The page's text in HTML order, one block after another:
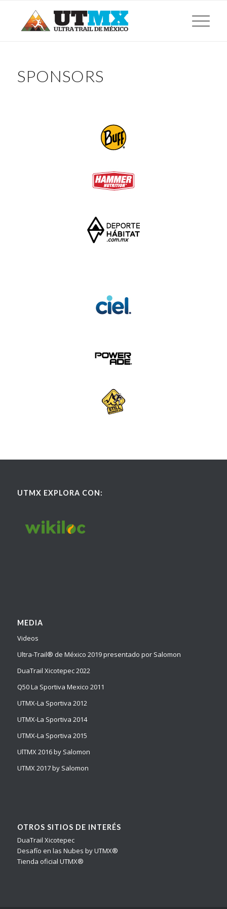
SPONSORS
UTMX EXPLORA CON:
MEDIA
Videos
Ultra-Trail® de México 2019 presentado por Salomon
DuaTrail Xicotepec 2022
Q50 La Sportiva Mexico 2011
UTMX-La Sportiva 2012
UTMX-La Sportiva 2014
UTMX-La Sportiva 2015
UlTMX 2016 by Salomon
UTMX 2017 by Salomon
OTROS SITIOS DE INTERÉS
DuaTrail Xicotepec
Desafío en las Nubes by UTMX®
Tienda oficial UTMX®